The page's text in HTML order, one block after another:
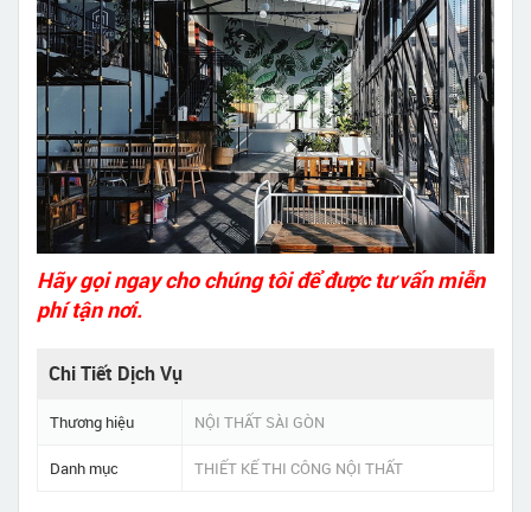
Hãy gọi ngay cho chúng tôi để được tư vấn miễn
phí tận nơi.
Chi Tiết Dịch Vụ
Thương hiệu NỘI THẤT SÀI GÒN
Danh mục THIẾT KẾ THI CÔNG NỘI THẤT